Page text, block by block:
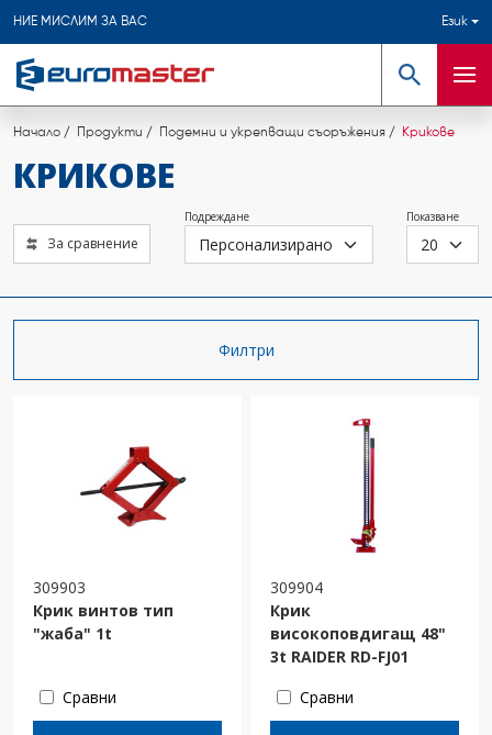
НИЕ МИСЛИМ ЗА ВАС Език
Търсене
Начало Продукти Подемни и укрепващи съоръжения Крикове
КРИКОВЕ
За сравнение
Подреждане Показване
Филтри
309903
Крик винтов тип
"жаба" 1t
Сравни
309904
Крик
високоповдигащ 48"
3t RAIDER RD-FJ01
Сравни